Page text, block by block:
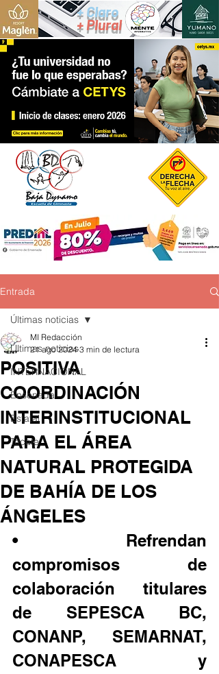
+ Claro
+ Plural
Entrada
Últimas noticias
INTERNACIONAL
Ensenada
Estatal
Tecate
Últimas noticias
POSITIVA
COORDINACIÓN
INTERINSTITUCIONAL
PARA EL ÁREA
NATURAL PROTEGIDA
DE BAHÍA DE LOS
ÁNGELES
MI Redacción
21 ago 2024 3 min de lectura
• Refrendan
compromisos de
colaboración titulares
de SEPESCA BC,
CONANP, SEMARNAT,
CONAPESCA y